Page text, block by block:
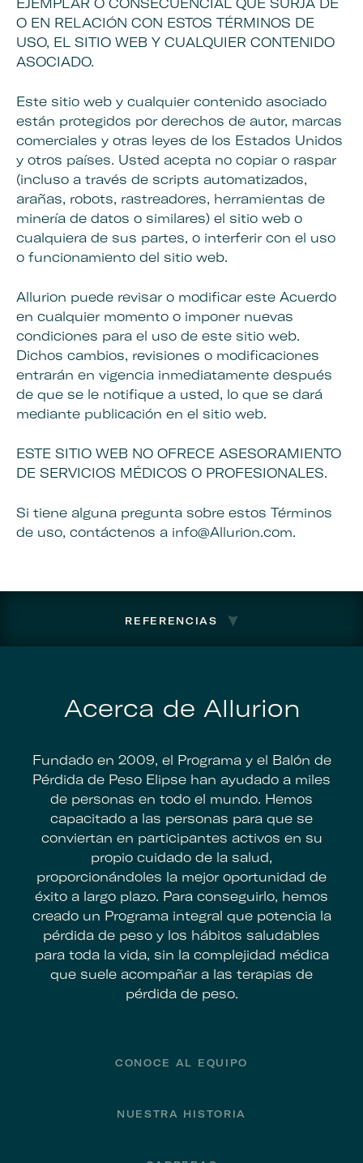
O EN RELACIÓN CON ESTOS TÉRMINOS DE
USO, EL SITIO WEB Y CUALQUIER CONTENIDO
ASOCIADO.
Este sitio web y cualquier contenido asociado
están protegidos por derechos de autor, marcas
comerciales y otras leyes de los Estados Unidos
y otros países. Usted acepta no copiar o raspar
(incluso a través de scripts automatizados,
arañas, robots, rastreadores, herramientas de
minería de datos o similares) el sitio web o
cualquiera de sus partes, o interferir con el uso
o funcionamiento del sitio web.
Allurion puede revisar o modificar este Acuerdo
en cualquier momento o imponer nuevas
condiciones para el uso de este sitio web.
Dichos cambios, revisiones o modificaciones
entrarán en vigencia inmediatamente después
de que se le notifique a usted, lo que se dará
mediante publicación en el sitio web.
ESTE SITIO WEB NO OFRECE ASESORAMIENTO
DE SERVICIOS MÉDICOS O PROFESIONALES.
Si tiene alguna pregunta sobre estos Términos
de uso, contáctenos a info@Allurion.com.
REFERENCIAS
Acerca de Allurion
Fundado en 2009, el Programa y el Balón de
Pérdida de Peso Elipse han ayudado a miles
de personas en todo el mundo. Hemos
capacitado a las personas para que se
conviertan en participantes activos en su
propio cuidado de la salud,
proporcionándoles la mejor oportunidad de
éxito a largo plazo. Para conseguirlo, hemos
creado un Programa integral que potencia la
pérdida de peso y los hábitos saludables
para toda la vida, sin la complejidad médica
que suele acompañar a las terapias de
pérdida de peso.
FooterCONOCE AL EQUIPO
NUESTRA HISTORIA